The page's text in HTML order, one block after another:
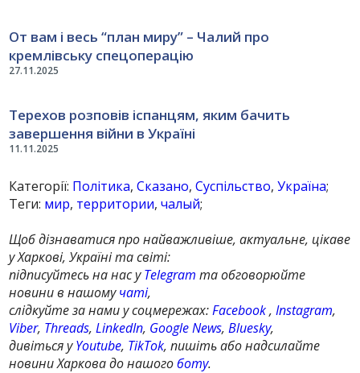
27.11.2025
От вам і весь “план миру” – Чалий про
кремлівську спецоперацію
11.11.2025
Терехов розповів іспанцям, яким бачить
завершення війни в Україні
Категорії: Політика,Сказано,Суспільство,Україна;
Теги: мир, территории,чалый;
Щоб дізнаватися про найважливіше, актуальне, цікаве
у Харкові, Україні та світі:
підписуйтесь на нас уTelegram та обговорюйте
новини в нашомучаті,
слідкуйте за нами у соцмережах:Facebook,Instagram,
Viber, Threads,LinkedIn, Google News,Bluesky,
дивіться уYoutube, TikTok, пишіть або надсилайте
новини Харкова до нашогоботу.